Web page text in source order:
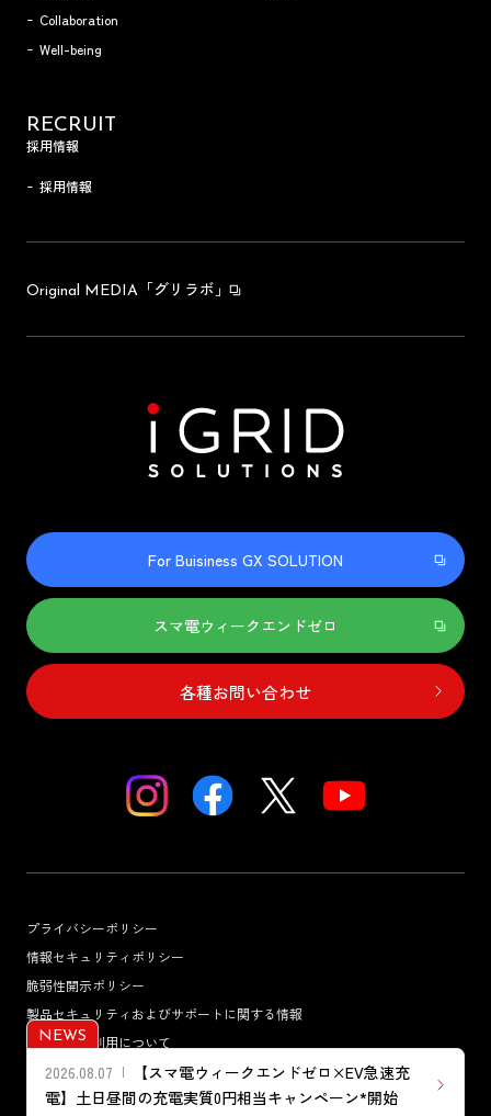
NEWS
2026.08.07
【スマ電ウィークエンドゼロ×EV急速充
電】土日昼間の充電実質0円相当キャンペーン*開始
Collaboration
Well-being
RECRUIT
採用情報
採用情報
Original MEDIA 「グリラボ」
For Buisiness GX SOLUTION
スマ電ウィークエンドゼロ
各種お問い合わせ
プライバシーポリシー
情報セキュリティポリシー
脆弱性開示ポリシー
製品セキュリティおよびサポートに関する情報
サイトのご利用について
反社会的勢力対応基本方針